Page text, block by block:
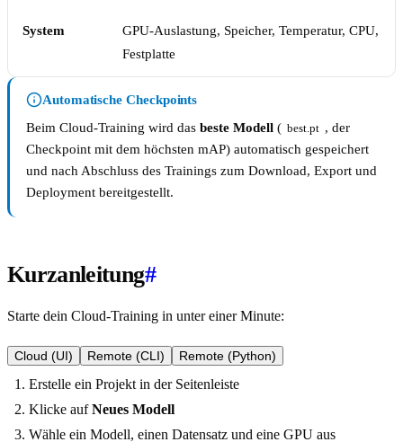
System
GPU-Auslastung, Speicher, Temperatur, CPU,
Festplatte
Automatische Checkpoints
Beim Cloud-Training wird das beste Modell ( best.pt , der
Checkpoint mit dem höchsten mAP) automatisch gespeichert
und nach Abschluss des Trainings zum Download, Export und
Deployment bereitgestellt.
Kurzanleitung#
Starte dein Cloud-Training in unter einer Minute:
Cloud (UI) Remote (CLI) Remote (Python)
Erstelle ein Projekt in der Seitenleiste
Klicke aufNeues Modell
Wähle ein Modell, einen Datensatz und eine GPU aus